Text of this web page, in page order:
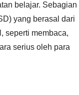
belajar. Sebagian
yang berasal dari
seperti membaca,
serius oleh para